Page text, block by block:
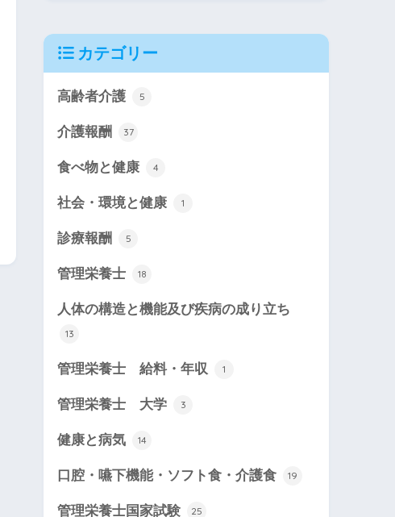
カテゴリー
高齢者介護 5
介護報酬 37
食べ物と健康 4
社会・環境と健康 1
診療報酬 5
管理栄養士 18
人体の構造と機能及び疾病の成り立ち
13
管理栄養士 給料・年収 1
管理栄養士 大学 3
健康と病気 14
口腔・嚥下機能・ソフト食・介護食 19
管理栄養士国家試験 25